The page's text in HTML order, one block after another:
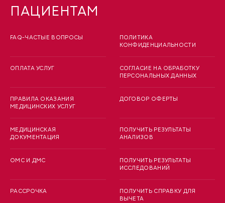
ПАЦИЕНТАМ
FAQ-ЧАСТЫЕ ВОПРОСЫ
ОПЛАТА УСЛУГ
ПРАВИЛА ОКАЗАНИЯ
МЕДИЦИНСКИХ УСЛУГ
МЕДИЦИНСКАЯ
ДОКУМЕНТАЦИЯ
ОМС И ДМС
РАССРОЧКА
ПОЛИТИКА
КОНФИДЕНЦИАЛЬНОСТИ
СОГЛАСИЕ НА ОБРАБОТКУ
ПЕРСОНАЛЬНЫХ ДАННЫХ
ДОГОВОР ОФЕРТЫ
ПОЛУЧИТЬ РЕЗУЛЬТАТЫ
АНАЛИЗОВ
ПОЛУЧИТЬ РЕЗУЛЬТАТЫ
ИССЛЕДОВАНИЙ
ПОЛУЧИТЬ СПРАВКУ ДЛЯ
ВЫЧЕТА